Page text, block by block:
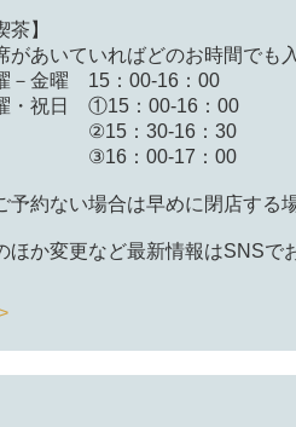
茶】
があいていればどのお時間でも
－金曜 15：00-16：00
・祝日 ①15：00-16：00
：30-16：30
：00-17：00
予約ない場合は早めに閉店す
ほか変更など最新情報はSNSで